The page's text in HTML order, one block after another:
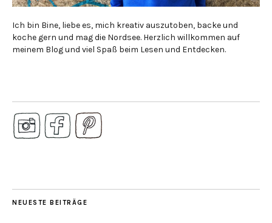
Ich bin Bine, liebe es, mich kreativ auszutoben, backe und
koche gern und mag die Nordsee. Herzlich willkommen auf
meinem Blog und viel Spaß beim Lesen und Entdecken.
NEUESTE BEITRÄGE